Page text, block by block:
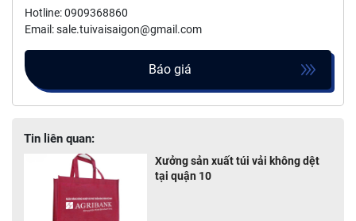
Hotline: 0909368860
Email: sale.tuivaisaigon@gmail.com
Báo giá
Tin liên quan:
Xưởng sản xuất túi vải không dệt
tại quận 10